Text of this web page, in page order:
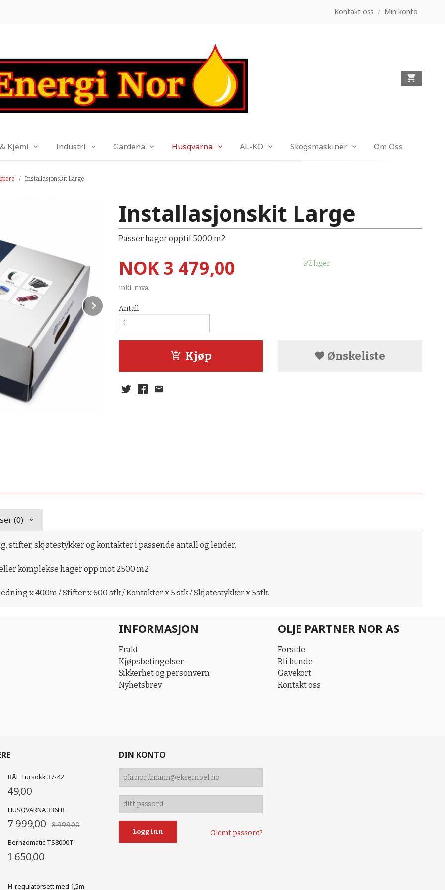
Kontakt oss / Min konto
Kjemi Industri Gardena Husqvarna AL-KO Skogsmaskiner Om Oss
Installasjonskit Large
Next
Installasjonskit Large
Passer hager opptil 5000 m2
Pris
NOK3 479,00
inkl. mva.
På lager
Antall
Kjøp Ønskeliste
(0)
skjøtestykker og kontakter i passende antall og lender.
komplekse hager opp mot 2500 m2.
x 400m / Stifter x 600 stk / Kontakter x 5 stk / Skjøtestykker x 5stk.
INFORMASJON
Frakt
Kjøpsbetingelser
Sikkerhet og personvern
Nyhetsbrev
OLJE PARTNER NOR AS
Forside
Bli kunde
Gavekort
Kontakt oss
BÅL Tursokk 37-42
49,00
HUSQVARNA 336FR
7 999,00 8 999,00
Bernzomatic TS8000T
1 650,00
H-regulatorsett med 1,5m
DIN KONTO
Glemt passord?